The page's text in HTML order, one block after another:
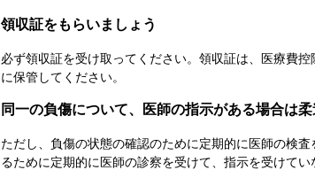
領収証をもらいましょう
必ず領収証を受け取ってください。領収証は、医療費
に保管してください。
同一の負傷について、医師の指示がある場合は
ただし、負傷の状態の確認のために定期的に医師の検
るために定期的に医師の診察を受けて、指示を受けて